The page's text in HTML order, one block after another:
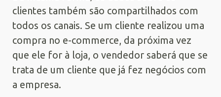
clientes também são compartilhados com
todos os canais. Se um cliente realizou uma
compra no e-commerce, da próxima vez
que ele for à loja, o vendedor saberá que se
trata de um cliente que já fez negócios com
a empresa.